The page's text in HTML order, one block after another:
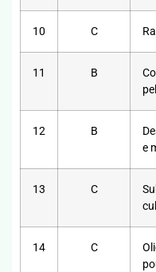
10 C
11 B
12 B
e
13 C
14 C